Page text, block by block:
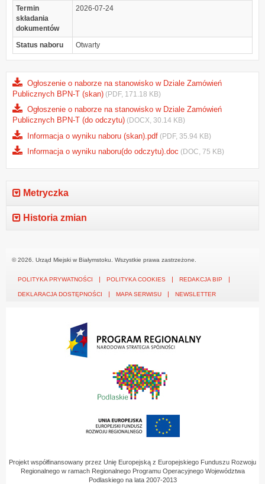
Termin
składania
dokumentów
2026-07-24
Status naboru Otwarty
Ogłoszenie o naborze na stanowisko w Dziale Zamówień
Publicznych BPN-T (skan) (PDF, 171.18 KB)
Ogłoszenie o naborze na stanowisko w Dziale Zamówień
Publicznych BPN-T (do odczytu) (DOCX, 30.14 KB)
Informacja o wyniku naboru (skan).pdf (PDF, 35.94 KB)
Informacja o wyniku naboru(do odczytu).doc (DOC, 75 KB)
Metryczka
Historia zmian
© 2026. Urząd Miejski w Białymstoku. Wszystkie prawa zastrzeżone.
POLITYKA PRYWATNOŚCI POLITYKA COOKIES REDAKCJA BIP
DEKLARACJA DOSTĘPNOŚCI MAPA SERWISU NEWSLETTER
Projekt współfinansowany przez Unię Europejską z Europejskiego Funduszu Rozwoju
Regionalnego w ramach Regionalnego Programu Operacyjnego Województwa
Podlaskiego na lata 2007-2013